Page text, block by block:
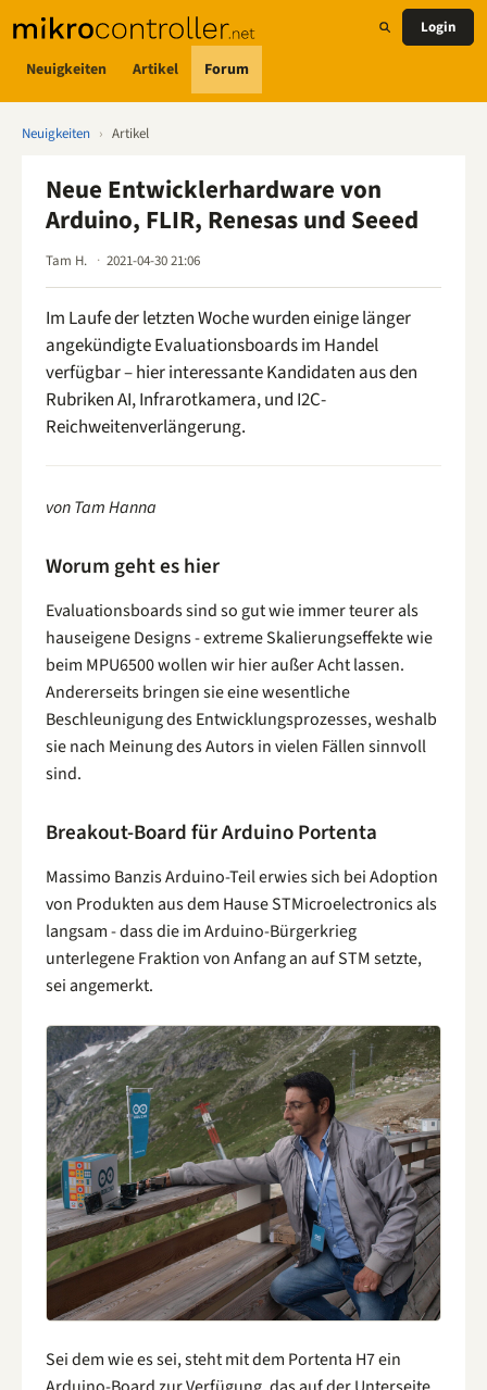
Neuigkeiten Artikel Forum
Login
Neuigkeiten › Artikel
Neue Entwicklerhardware von
Arduino, FLIR, Renesas und Seeed
Tam H. 2021-04-30 21:06
Im Laufe der letzten Woche wurden einige länger
angekündigte Evaluationsboards im Handel
verfügbar – hier interessante Kandidaten aus den
Rubriken AI, Infrarotkamera, und I2C-
Reichweitenverlängerung.
von Tam Hanna
Worum geht es hier
Evaluationsboards sind so gut wie immer teurer als
hauseigene Designs - extreme Skalierungseffekte wie
beim MPU6500 wollen wir hier außer Acht lassen.
Andererseits bringen sie eine wesentliche
Beschleunigung des Entwicklungsprozesses, weshalb
sie nach Meinung des Autors in vielen Fällen sinnvoll
sind.
Breakout-Board für Arduino Portenta
Massimo Banzis Arduino-Teil erwies sich bei Adoption
von Produkten aus dem Hause STMicroelectronics als
langsam - dass die im Arduino-Bürgerkrieg
unterlegene Fraktion von Anfang an auf STM setzte,
sei angemerkt.
Sei dem wie es sei, steht mit dem Portenta H7 ein